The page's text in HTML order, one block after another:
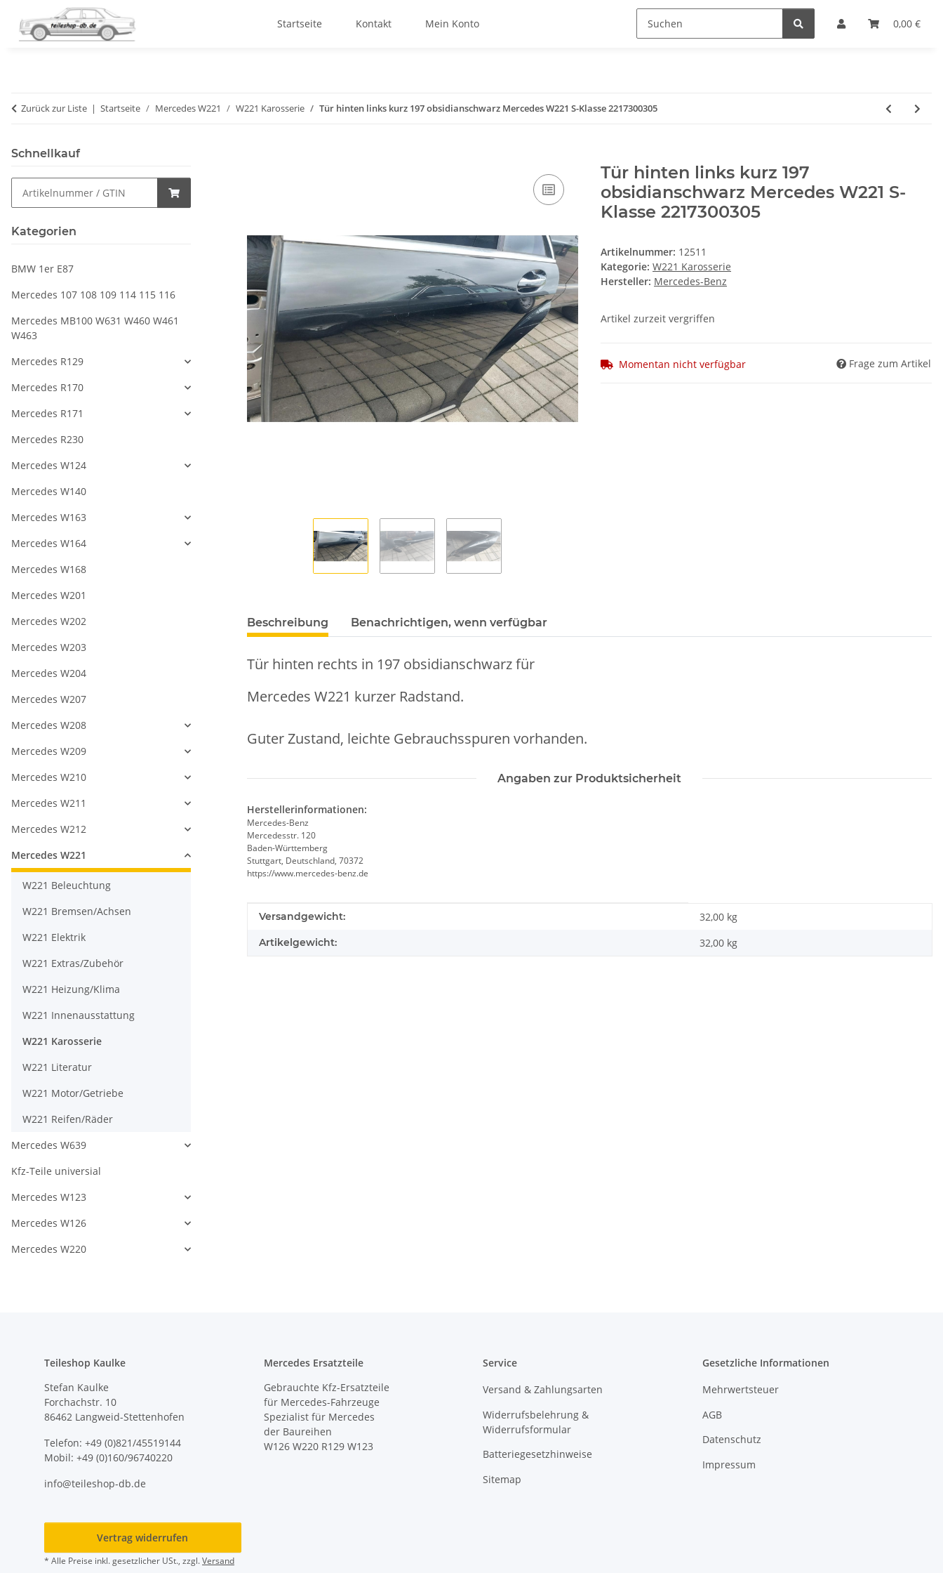
0,00 €
Startseite Kontakt Mein Konto
Zurück zur Liste Startseite Mercedes W221 W221 Karosserie Tür hinten links kurz 197 obsidianschwarz Mercedes W221 S-Klasse 2217300305
Tür hinten links kurz 197
obsidianschwarz Mercedes W221 S-
Klasse 2217300305
Artikelnummer: 12511
Kategorie: W221 Karosserie
Hersteller: Mercedes-Benz
Artikel zurzeit vergriffen
Momentan nicht verfügbar Frage zum Artikel
Beschreibung Benachrichtigen, wenn verfügbar
Tür hinten rechts in 197 obsidianschwarz für
Mercedes W221 kurzer Radstand.
Guter Zustand, leichte Gebrauchsspuren vorhanden.
Angaben zur Produktsicherheit
Herstellerinformationen:
Mercedes-Benz
Mercedesstr. 120
Baden-Württemberg
Stuttgart, Deutschland, 70372
https://www.mercedes-benz.de
Produkteigenschaft
Wert
Versandgewicht: 32,00 kg
Artikelgewicht: 32,00 kg
Schnellkauf
Kategorien
BMW 1er E87
Mercedes 107 108 109 114 115 116
Mercedes MB100 W631 W460 W461
W463
Mercedes R129
Mercedes R170
Mercedes R171
Mercedes R230
Mercedes W124
Mercedes W140
Mercedes W163
Mercedes W164
Mercedes W168
Mercedes W201
Mercedes W202
Mercedes W203
Mercedes W204
Mercedes W207
Mercedes W208
Mercedes W209
Mercedes W210
Mercedes W211
Mercedes W212
Mercedes W221
W221 Beleuchtung
W221 Bremsen/Achsen
W221 Elektrik
W221 Extras/Zubehör
W221 Heizung/Klima
W221 Innenausstattung
W221 Karosserie
W221 Literatur
W221 Motor/Getriebe
W221 Reifen/Räder
Mercedes W639
Kfz-Teile universial
Mercedes W123
Mercedes W126
Mercedes W220
Teileshop Kaulke
Stefan Kaulke
Forchachstr. 10
86462 Langweid-Stettenhofen
Telefon: +49 (0)821/45519144
Mobil: +49 (0)160/96740220
info@teileshop-db.de
Mercedes Ersatzteile
Gebrauchte Kfz-Ersatzteile
für Mercedes-Fahrzeuge
Spezialist für Mercedes
der Baureihen
W126 W220 R129 W123
Service
Versand & Zahlungsarten
Widerrufsbelehrung &
Widerrufsformular
Batteriegesetzhinweise
Sitemap
Gesetzliche Informationen
Mehrwertsteuer
AGB
Datenschutz
Impressum
Vertrag widerrufen
* Alle Preise inkl. gesetzlicher USt., zzgl.Versand